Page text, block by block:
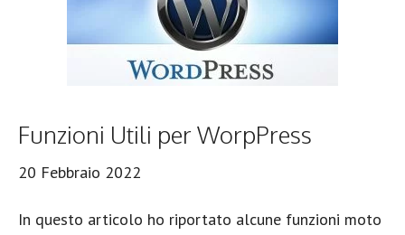
Funzioni Utili per WorpPress
20 Febbraio 2022
In questo articolo ho riportato alcune funzioni moto